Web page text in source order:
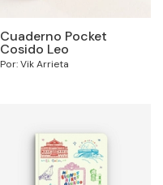
Cuaderno Pocket
Cosido Leo
Por: Vik Arrieta